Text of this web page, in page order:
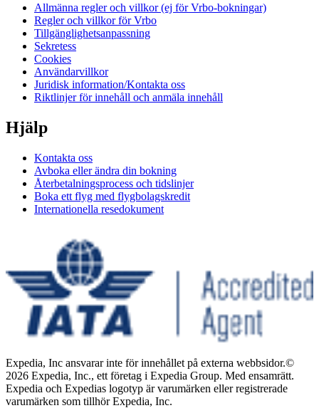
Allmänna regler och villkor (ej för Vrbo-bokningar)
Regler och villkor för Vrbo
Tillgänglighetsanpassning
Sekretess
Cookies
Användarvillkor
Juridisk information/Kontakta oss
Riktlinjer för innehåll och anmäla innehåll
Hjälp
Kontakta oss
Avboka eller ändra din bokning
Återbetalningsprocess och tidslinjer
Boka ett flyg med flygbolagskredit
Internationella resedokument
Expedia, Inc ansvarar inte för innehållet på externa webbsidor.©
2026 Expedia, Inc., ett företag i Expedia Group. Med ensamrätt.
Expedia och Expedias logotyp är varumärken eller registrerade
varumärken som tillhör Expedia, Inc.